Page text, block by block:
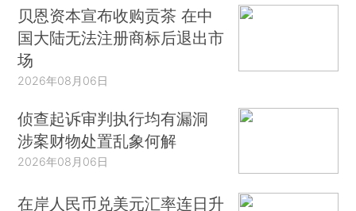
贝恩资本宣布收购贡茶 在中
国大陆无法注册商标后退出市
场
2026年08月06日
侦查起诉审判执行均有漏洞
涉案财物处置乱象何解
2026年08月06日
在岸人民币兑美元汇率连日升